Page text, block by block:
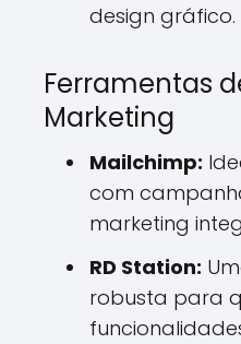
design gráfico.
Ferramentas
Marketing
Mailchimp:
com
marketing
RD Station:
robusta para